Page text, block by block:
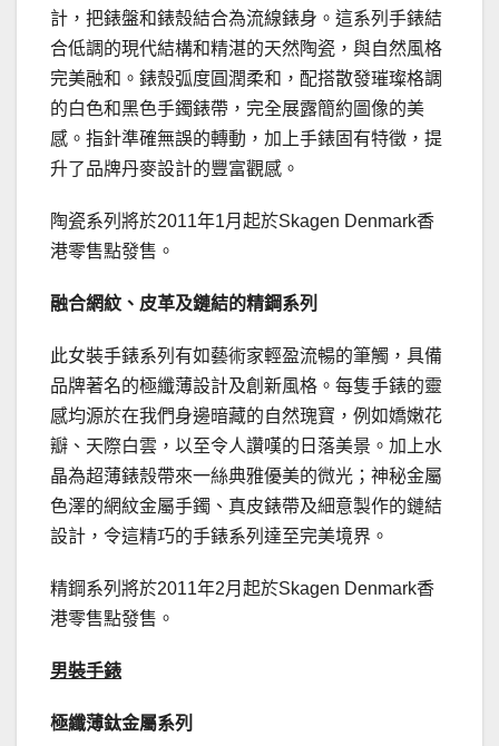
計，把錶盤和錶殼結合為流線錶身。這系列手錶結
合低調的現代結構和精湛的天然陶瓷，與自然風格
完美融和。錶殼弧度圓潤柔和，配搭散發璀璨格調
的白色和黑色手鐲錶帶，完全展露簡約圖像的美
感。指針準確無誤的轉動，加上手錶固有特徵，提
升了品牌丹麥設計的豐富觀感。
陶瓷系列將於2011年1月起於Skagen Denmark香
港零售點發售。
融合網紋、皮革及鏈結的精鋼系列
此女裝手錶系列有如藝術家輕盈流暢的筆觸，具備
品牌著名的極纖薄設計及創新風格。每隻手錶的靈
感均源於在我們身邊暗藏的自然瑰寶，例如嬌嫩花
瓣、天際白雲，以至令人讚嘆的日落美景。加上水
晶為超薄錶殼帶來一絲典雅優美的微光；神秘金屬
色澤的網紋金屬手鐲、真皮錶帶及細意製作的鏈結
設計，令這精巧的手錶系列達至完美境界。
精鋼系列將於2011年2月起於Skagen Denmark香
港零售點發售。
男裝手錶
極纖薄鈦金屬系列